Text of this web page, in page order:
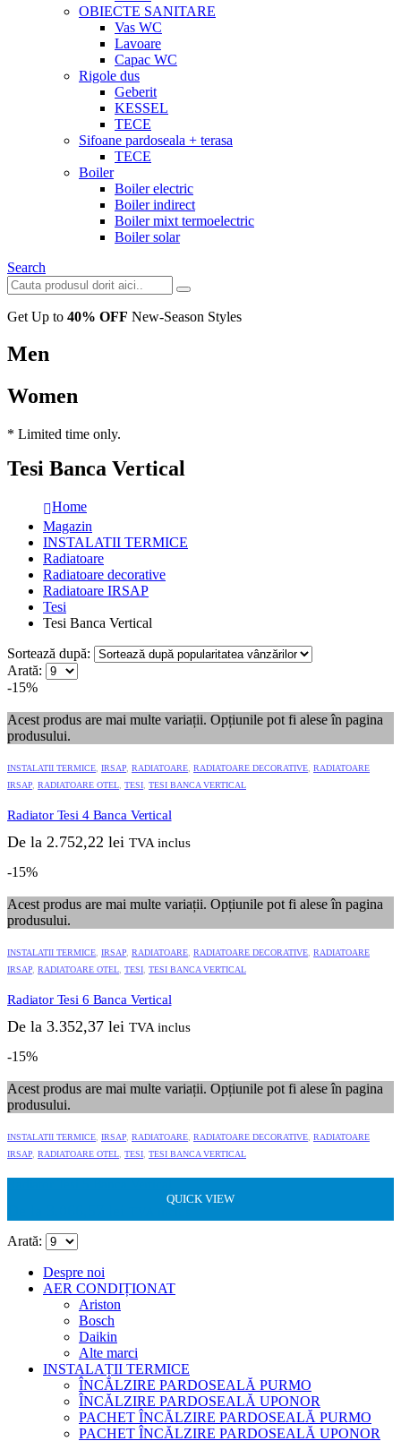
OBIECTE SANITARE
Vas WC
Lavoare
Capac WC
Rigole dus
Geberit
KESSEL
TECE
Sifoane pardoseala + terasa
TECE
Boiler
Boiler electric
Boiler indirect
Boiler mixt termoelectric
Boiler solar
Search
Get Up to 40% OFF New-Season Styles
Men
Women
* Limited time only.
Tesi Banca Vertical
Home
Magazin
INSTALATII TERMICE
Radiatoare
Radiatoare decorative
Radiatoare IRSAP
Tesi
Tesi Banca Vertical
Sortează după:
Arată:
-15%
Acest produs are mai multe variații. Opțiunile pot fi alese în pagina
produsului.
QUICK VIEW
INSTALATII TERMICE IRSAP RADIATOARE RADIATOARE DECORATIVE RADIATOARE
IRSAP RADIATOARE OTEL TESI TESI BANCA VERTICAL
Radiator Tesi 4 Banca Vertical
De la 2.752,22 lei TVA inclus
-15%
Acest produs are mai multe variații. Opțiunile pot fi alese în pagina
produsului.
QUICK VIEW
INSTALATII TERMICE IRSAP RADIATOARE RADIATOARE DECORATIVE RADIATOARE
IRSAP RADIATOARE OTEL TESI TESI BANCA VERTICAL
Radiator Tesi 6 Banca Vertical
De la 3.352,37 lei TVA inclus
-15%
Acest produs are mai multe variații. Opțiunile pot fi alese în pagina
produsului.
QUICK VIEW
INSTALATII TERMICE IRSAP RADIATOARE RADIATOARE DECORATIVE RADIATOARE
IRSAP RADIATOARE OTEL TESI TESI BANCA VERTICAL
Arată:
Despre noi
AER CONDIȚIONAT
Ariston
Bosch
Daikin
Alte marci
INSTALAȚII TERMICE
ÎNCĂLZIRE PARDOSEALĂ PURMO
ÎNCĂLZIRE PARDOSEALĂ UPONOR
PACHET ÎNCĂLZIRE PARDOSEALĂ PURMO
PACHET ÎNCĂLZIRE PARDOSEALĂ UPONOR